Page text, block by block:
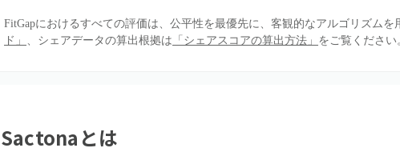
FitGapにおけるすべての評価は、公平性を最優先に、客観的なアルゴリズム
ド」 、シェアデータの算出根拠は 「シェアスコアの算出方法」 をご覧ください
Sactona とは